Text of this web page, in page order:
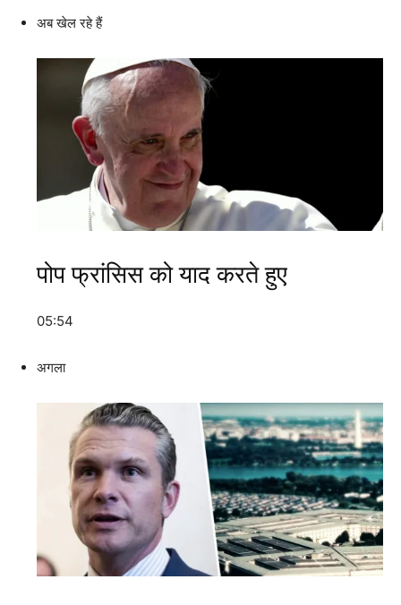
अब खेल रहे हैं
पोप फ्रांसिस को याद करते हुए
05:54
अगला